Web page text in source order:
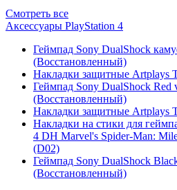
Смотреть все
Аксессуары PlayStation 4
Геймпад Sony DualShock
(Восстановленный)
Накладки защитные Artplays
Геймпад Sony DualShock
(Восстановленный)
Накладки защитные Artplays
Накладки на стики для
4 DH Marvel's Spider-Man:
(D02)
Геймпад Sony DualShock
(Восстановленный)